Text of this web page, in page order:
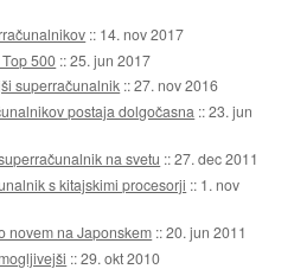
:: 14. nov 2017
500 ::25. jun 2017
superračunalnik ::27. nov 2016
postaja dolgočasna ::23. jun
na svetu ::27. dec 2011
s kitajskimi procesorji :: 1. nov
novem na Japonskem ::20. jun 2011
::29. okt 2010